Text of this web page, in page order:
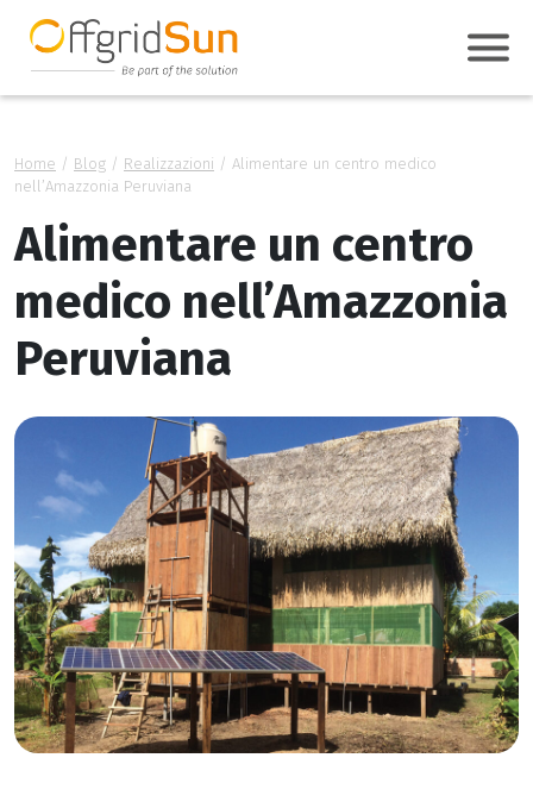
Home / Blog / Realizzazioni / Alimentare un centro medico
nell’Amazzonia Peruviana
Alimentare un centro
medico nell’Amazzonia
Peruviana